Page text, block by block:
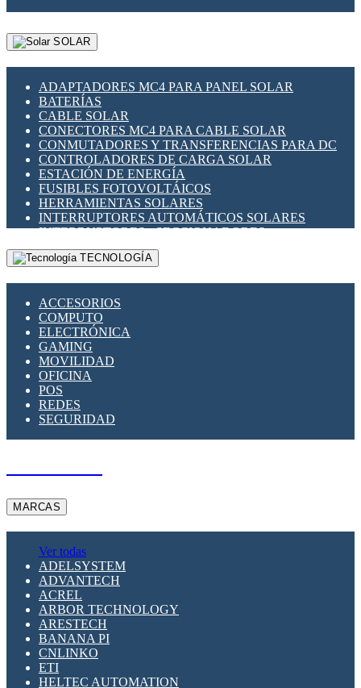
SOLAR
ADAPTADORES MC4 PARA PANEL SOLAR
BATERÍAS
CABLE SOLAR
CONECTORES MC4 PARA CABLE SOLAR
CONMUTADORES Y TRANSFERENCIAS PARA DC
CONTROLADORES DE CARGA SOLAR
ESTACIÓN DE ENERGÍA
FUSIBLES FOTOVOLTÁICOS
HERRAMIENTAS SOLARES
INTERRUPTORES AUTOMÁTICOS SOLARES
INTERRUPTORES - SECCIONADORES
FOTOVOLTÁICOS
MONTAJE PANEL SOLAR
SUPRESOR DE TRANSIENTES SPDS PARA
APLICACIONES FOTOVOLTAICAS
TECNOLOGÍA
ACCESORIOS
COMPUTO
ELECTRÓNICA
GAMING
MOVILIDAD
OFICINA
POS
REDES
SEGURIDAD
MARCAS
Ver todas
ADELSYSTEM
ADVANTECH
ACREL
ARBOR TECHNOLOGY
ARESTECH
BANANA PI
CNLINKO
ETI
HELTEC AUTOMATION